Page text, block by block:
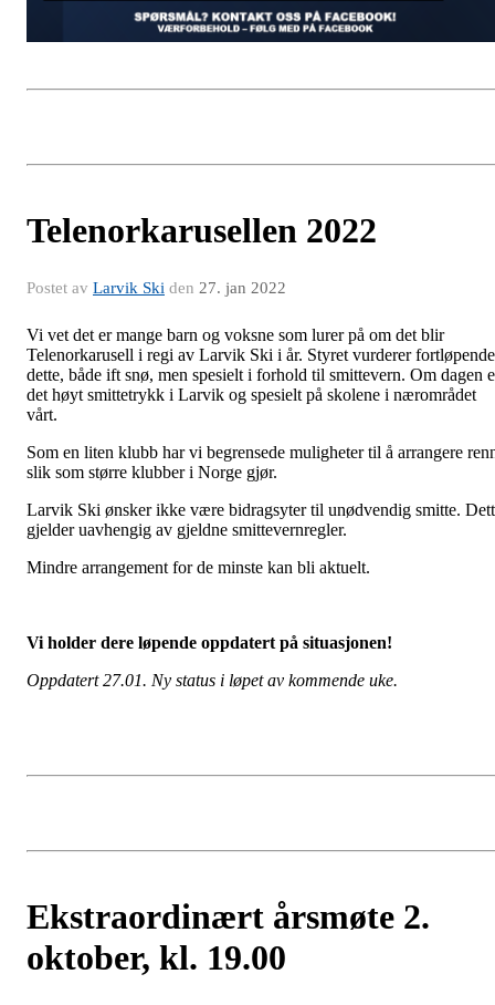
Telenorkarusellen 2022
Postet av Larvik Ski den 27. jan 2022
Vi vet det er mange barn og voksne som lurer på om det blir
Telenorkarusell i regi av Larvik Ski i år. Styret vurderer fortløpende
dette, både ift snø, men spesielt i forhold til smittevern. Om dagen
det høyt smittetrykk i Larvik og spesielt på skolene i nærområdet
vårt.
Som en liten klubb har vi begrensede muligheter til å arrangere
slik som større klubber i Norge gjør.
Larvik Ski ønsker ikke være bidragsyter til unødvendig smitte.
gjelder uavhengig av gjeldne smittevernregler.
Mindre arrangement for de minste kan bli aktuelt.
Vi holder dere løpende oppdatert på situasjonen!
Oppdatert 27.01. Ny status i løpet av kommende uke.
Ekstraordinært årsmøte 2.
oktober, kl. 19.00